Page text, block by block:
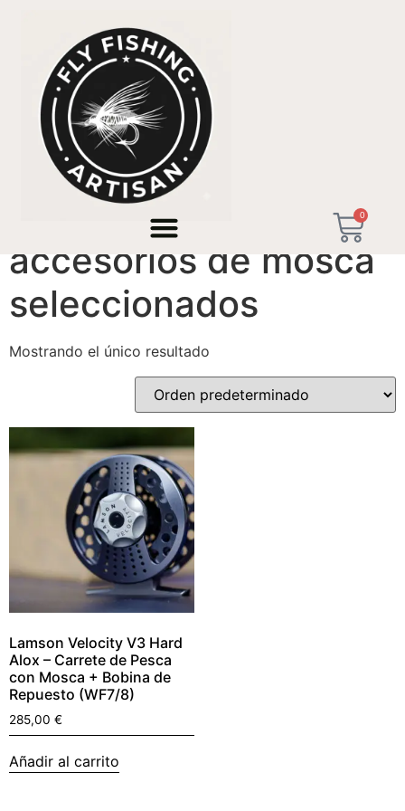
0
/ Productos etiquetados “accesorios de mosca
accesorios de mosca
seleccionados
Mostrando el único resultado
Lamson Velocity V3 Hard
Alox – Carrete de Pesca
con Mosca + Bobina de
Repuesto (WF7/8)
285,00 €
Añadir al carrito